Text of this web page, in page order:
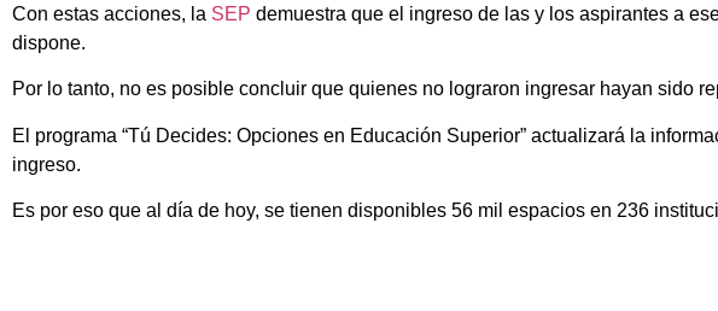
Con estas acciones, la SEP demuestra que el ingreso de las y los aspirantes a
dispone.
Por lo tanto, no es posible concluir que quienes no lograron ingresar hayan sido
El programa “Tú Decides: Opciones en Educación Superior” actualizará la
ingreso.
Es por eso que al día de hoy, se tienen disponibles 56 mil espacios en 236